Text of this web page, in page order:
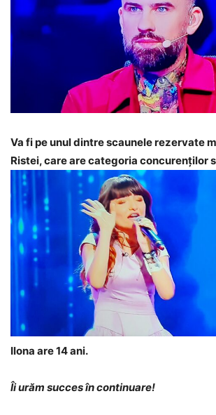
Va fi pe unul dintre scaunele rezervate
Ristei, care are categoria concurenților
Ilona are 14 ani.
Îi urăm succes în continuare!